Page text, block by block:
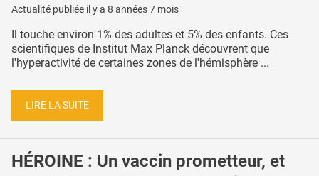
Actualité publiée il y a 8 années 7 mois
Il touche environ 1% des adultes et 5% des enfants. Ces
scientifiques de Institut Max Planck découvrent que
l'hyperactivité de certaines zones de l'hémisphère ...
LIRE LA SUITE
HÉROINE : Un vaccin prometteur, et